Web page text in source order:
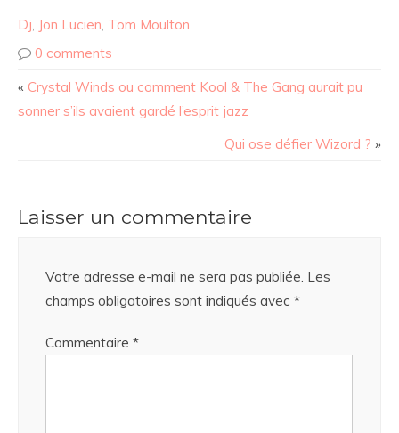
Dj, Jon Lucien, Tom Moulton
0 comments
« Crystal Winds ou comment Kool & The Gang aurait pu
sonner s’ils avaient gardé l’esprit jazz
Qui ose défier Wizord ? »
Laisser un commentaire
Votre adresse e-mail ne sera pas publiée. Les
champs obligatoires sont indiqués avec *
Commentaire *